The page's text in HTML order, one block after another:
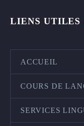
LIENS UTILES
ACCUEIL
COURS DE
SERVICES